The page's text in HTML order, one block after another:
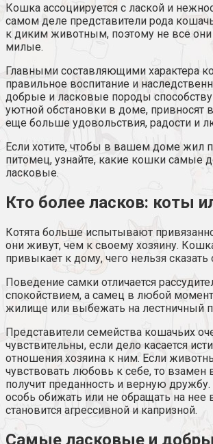
Кошка ассоциируется с лаской и
самом деле представители рода
к диким животным, поэтому не все
милые.
Главными составляющими характера
правильное воспитание и
добрые и ласковые породы
уютной обстановки в доме, привносят
еще больше удовольствия, радости и
Если хотите, чтобы в вашем доме жил
питомец, узнайте, какие кошки самые
ласковые.
Кто более ласков: коты
Котята больше испытывают
они живут, чем к своему хозяину.
привыкает к дому, чего нельзя сказать
Поведение самки отличается
спокойствием, а самец в любой
жилище или выбежать на лестничный
Представители семейства кошачьих
чувствительны, если дело касается
отношения хозяина к ним. Если
чувствовать любовь к себе, то взамен
получит преданность и верную
особь обижать или не обращать на нее
становится агрессивной и капризной.
Самые ласковые и